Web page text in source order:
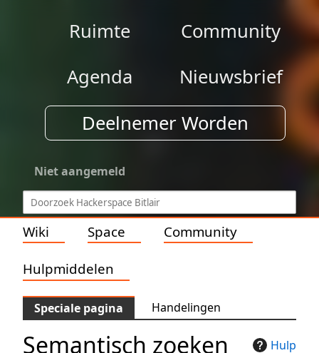
Ruimte
Community
Agenda
Nieuwsbrief
Deelnemer Worden
Niet aangemeld
Wiki Space Community
Hulpmiddelen
Speciale pagina Handelingen
Hulp
Semantisch zoeken